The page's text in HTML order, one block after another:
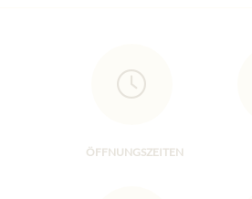
ÖFFNUNGSZEITEN